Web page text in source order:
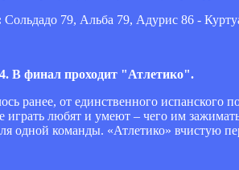
Сольдадо 79, Альба 79, Адурис 86 -
В финал проходит "Атлетико".
ранее, от единственного испанского
играть любят и умеют – чего им
одной команды. «Атлетико» вчистую